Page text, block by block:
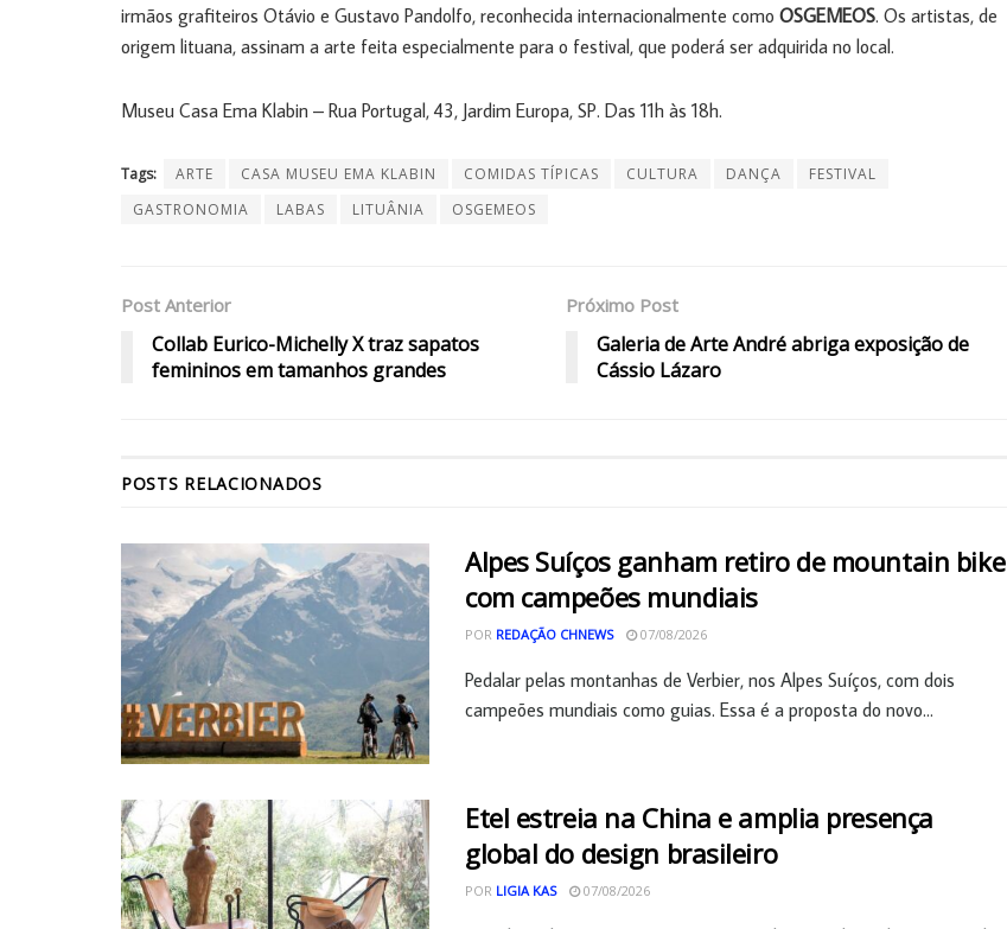
irmãos grafiteiros Otávio e Gustavo Pandolfo, reconhecida internacionalmente como OSGEMEOS. Os artistas, de
origem lituana, assinam a arte feita especialmente para o festival, que poderá ser adquirida no local.
Museu Casa Ema Klabin – Rua Portugal, 43, Jardim Europa, SP. Das 11h às 18h.
Tags: ARTE CASA MUSEU EMA KLABIN COMIDAS TÍPICAS CULTURA DANÇA
FESTIVAL
GASTRONOMIA
LABAS LITUÂNIA OSGEMEOS
Post Anterior
Collab Eurico-Michelly X traz sapatos
femininos em tamanhos grandes
Próximo Post
Galeria de Arte André abriga exposição de
Cássio Lázaro
POSTS RELACIONADOS
Alpes Suíços ganham retiro de mountain bike
com campeões mundiais
POR REDAÇÃO CHNEWS 07/08/2026
Pedalar pelas montanhas de Verbier, nos Alpes Suíços, com dois
campeões mundiais como guias. Essa é a proposta do novo...
Etel estreia na China e amplia presença
global do design brasileiro
POR LIGIA KAS 07/08/2026